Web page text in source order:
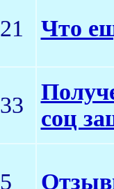
21 Что
33
соц
5